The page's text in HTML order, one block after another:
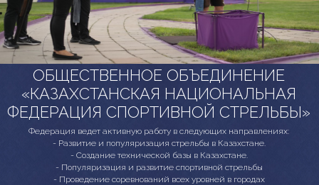
ОБЩЕСТВЕННОЕ ОБЪЕДИНЕНИЕ
«КАЗАХСТАНСКАЯ НАЦИОНАЛЬНАЯ
ФЕДЕРАЦИЯ СПОРТИВНОЙ СТРЕЛЬБЫ»
Федерация ведет активную работу в следующих направлениях:
- Развитие и популяризация стрельбы в Казахстане.
- Создание технической базы в Казахстане.
- Популяризация и развитие спортивной стрельбы
- Проведение соревнований всех уровней в городах